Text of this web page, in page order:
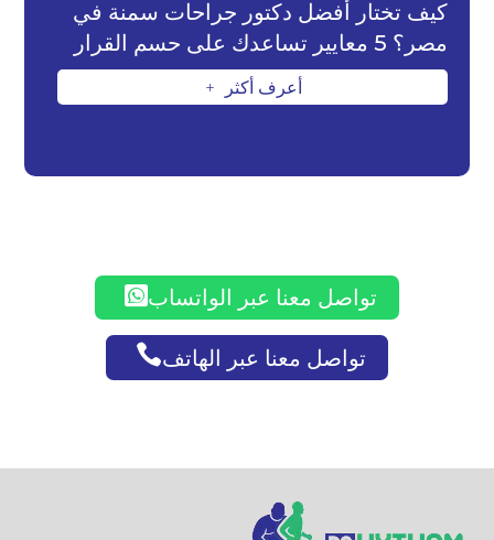
كيف تختار أفضل دكتور جراحات سمنة في
مصر؟ 5 معايير تساعدك على حسم القرار
أعرف أكثر L
تواصل معنا عبر الواتساب
تواصل معنا عبر الهاتف